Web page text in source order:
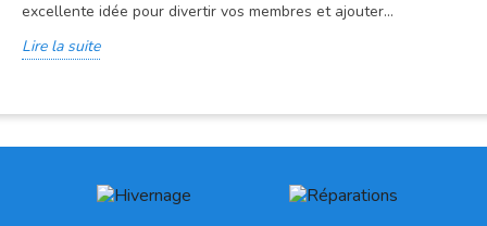
excellente idée pour divertir vos membres et ajouter...
Lire la suite